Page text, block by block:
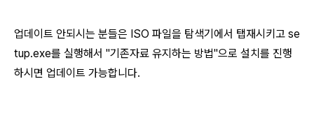
업데이트 안되시는 분들은 ISO 파일을 탐색기에서 탭재시키고 se
tup.exe를 실행해서 "기존자료 유지하는 방법"으로 설치를 진행
하시면 업데이트 가능합니다.